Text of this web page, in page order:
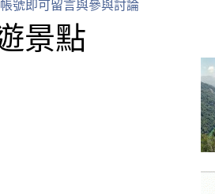
號即可留言與參與討論
景點